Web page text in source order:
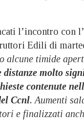
l’incontro con
Edili di
alcune timide
molto
contenute
Ccnl. Aumenti
e finalizzati